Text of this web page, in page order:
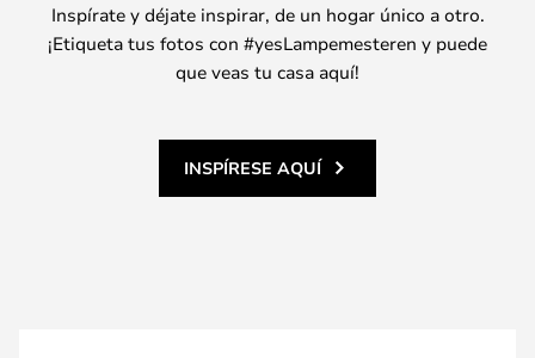
Inspírate y déjate inspirar, de un hogar único a otro.
¡Etiqueta tus fotos con #yesLampemesteren y puede
que veas tu casa aquí!
INSPÍRESE AQUÍ